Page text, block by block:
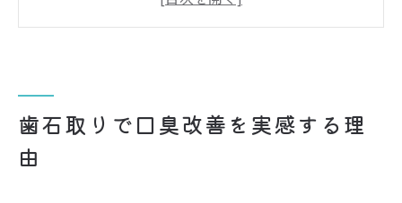
歯科で実践できる口臭対策のステップと注
歯石取りで口臭改善を実感する理
由